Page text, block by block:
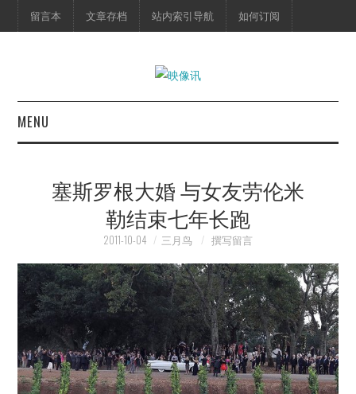
留言本 文章存档 站内索引导航 如何订阅
MENU
映像快讯
海报剧照
脱口秀
杂七杂八
塞斯罗根大婚 与女友劳伦米
勒结束七年长跑
2011-10-04 三月鸟 撰写留言